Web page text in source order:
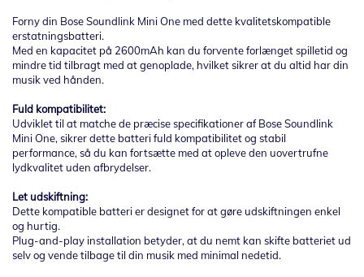
Forny din Bose Soundlink Mini One med dette kvalitetskompatible
erstatningsbatteri.
Med en kapacitet på 2600mAh kan du forvente forlænget spilletid og
mindre tid tilbragt med at genoplade, hvilket sikrer at du altid har din
musik ved hånden.
Fuld kompatibilitet:
Udviklet til at matche de præcise specifikationer af Bose Soundlink
Mini One, sikrer dette batteri fuld kompatibilitet og stabil
performance, så du kan fortsætte med at opleve den uovertrufne
lydkvalitet uden afbrydelser.
Let udskiftning:
Dette kompatible batteri er designet for at gøre udskiftningen enkel
og hurtig.
Plug-and-play installation betyder, at du nemt kan skifte batteriet ud
selv og vende tilbage til din musik med minimal nedetid.